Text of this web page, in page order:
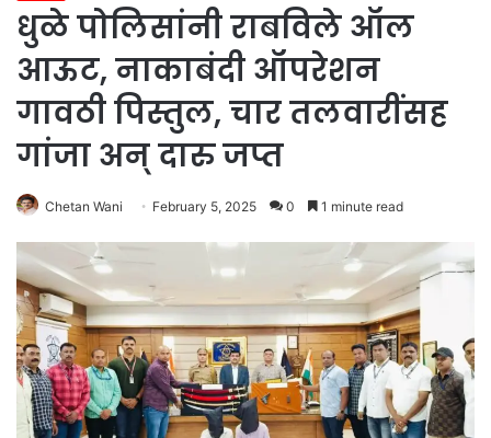
धुळे पोलिसांनी राबविले ऑल
आऊट, नाकाबंदी ऑपरेशन
गावठी पिस्तुल, चार तलवारींसह
गांजा अन् दारु जप्त
Chetan Wani February 5, 2025 0 1 minute read